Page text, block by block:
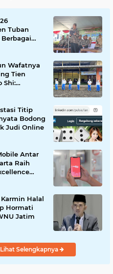
Tuban
Berbagai
Pun
Wafatnya
Tien
Shi:
Kita
Titip
Bodong
Judi Online
Antar
Raih
Halal
Hormati
Jatim
Lihat Selengkapnya